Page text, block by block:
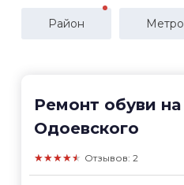
Район Метро
Ремонт обуви на
Одоевского
★★★★★ Отзывов: 2